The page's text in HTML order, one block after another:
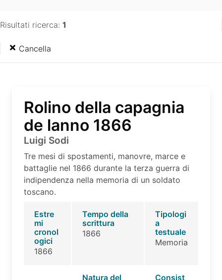
Risultati ricerca: 1
Cancella
Rolino della capagnia
de lanno 1866
Luigi Sodi
Tre mesi di spostamenti, manovre, marce e
battaglie nel 1866 durante la terza guerra di
indipendenza nella memoria di un soldato
toscano.
Estre
mi
cronol
ogici
1866
Tempo della
scrittura
1866
Tipologi
a
testuale
Memoria
Natura del
Consist